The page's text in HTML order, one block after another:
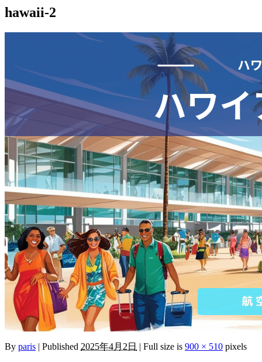
hawaii-2
By paris | Published 2025年4月2日 | Full size is 900 × 510 pixels